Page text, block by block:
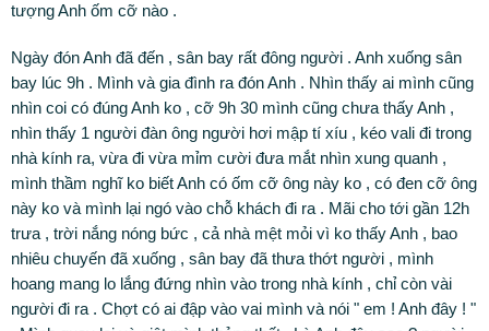
tượng Anh ốm cỡ nào .
Ngày đón Anh đã đến , sân bay rất đông người . Anh xuống sân
bay lúc 9h . Mình và gia đình ra đón Anh . Nhìn thấy ai mình cũng
nhìn coi có đúng Anh ko , cỡ 9h 30 mình cũng chưa thấy Anh ,
nhìn thấy 1 người đàn ông người hơi mập tí xíu , kéo vali đi trong
nhà kính ra, vừa đi vừa mỉm cười đưa mắt nhìn xung quanh ,
mình thầm nghĩ ko biết Anh có ốm cỡ ông này ko , có đen cỡ ông
này ko và mình lại ngó vào chỗ khách đi ra . Mãi cho tới gần 12h
trưa , trời nắng nóng bức , cả nhà mệt mỏi vì ko thấy Anh , bao
nhiêu chuyến đã xuống , sân bay đã thưa thớt người , mình
hoang mang lo lắng đứng nhìn vào trong nhà kính , chỉ còn vài
người đi ra . Chợt có ai đập vào vai mình và nói " em ! Anh đây ! "